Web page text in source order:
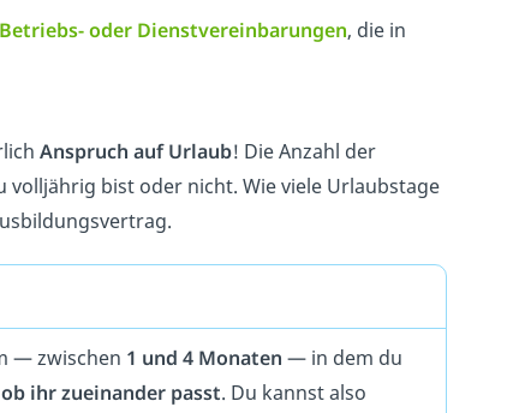
Betriebs- oder Dienstvereinbarungen, die in
Anspruch auf Urlaub! Die Anzahl der
bist oder nicht. Wie viele Urlaubstage
— zwischen 1 und 4 Monaten — in dem du
ihr zueinander passt. Du kannst also